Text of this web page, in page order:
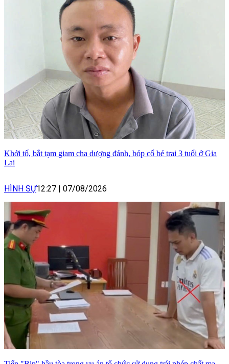
Khởi tố, bắt tạm giam cha dượng đánh, bóp cổ bé trai 3 tuổi ở Gia
Lai
HÌNH SỰ12:27 | 07/08/2026